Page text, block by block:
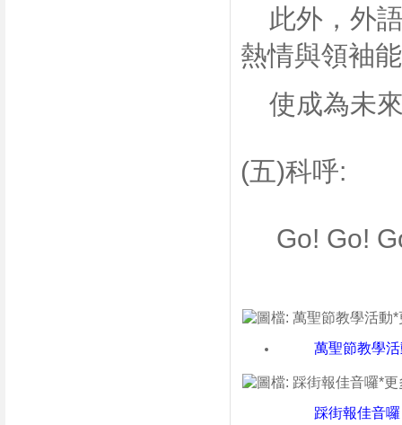
此外，外語
熱情與領袖
使成為未
(五)科呼:
Go! Go!
萬聖節教學活
踩街報佳音囉